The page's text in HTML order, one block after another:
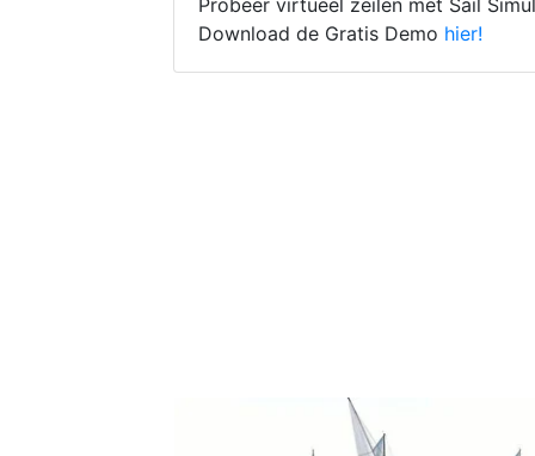
Probeer virtueel zeilen met Sail
Download de Gratis Demo hier!